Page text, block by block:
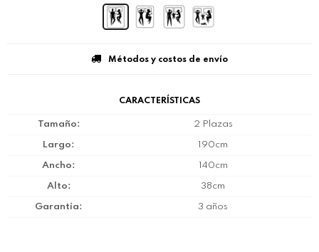
Métodos y costos de envío
CARACTERÍSTICAS
Tamaño 2 Plazas
Largo 190cm
Ancho 140cm
Alto 38cm
Garantía 3 años